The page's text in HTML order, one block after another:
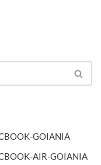
GOIANIA
AIR-GOIANIA